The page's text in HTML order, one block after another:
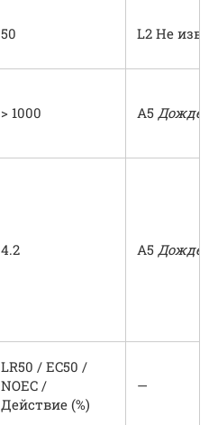
50 L2 Не
> 1000 A5
4.2 A5
LR50 / EC50 /
NOEC /
Действие (%)
—